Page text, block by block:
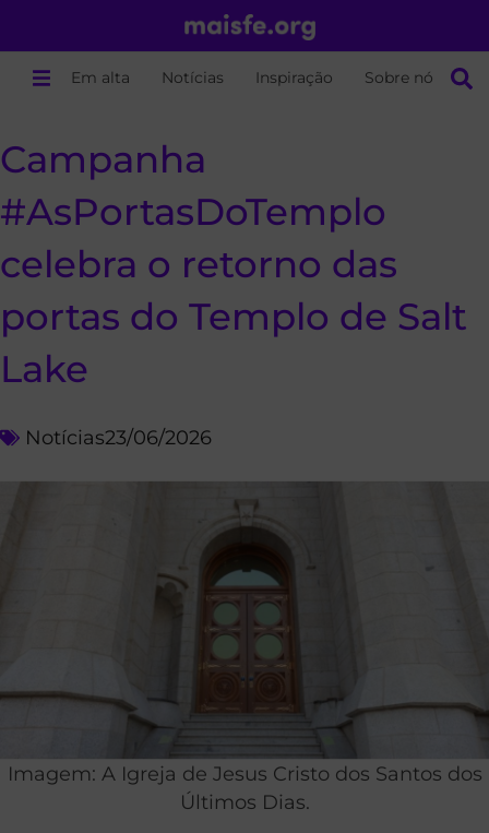
Em alta Notícias Inspiração Sobre nós
Campanha
#AsPortasDoTemplo
celebra o retorno das
portas do Templo de Salt
Lake
Notícias23/06/2026
Imagem: A Igreja de Jesus Cristo dos Santos dos
Últimos Dias.